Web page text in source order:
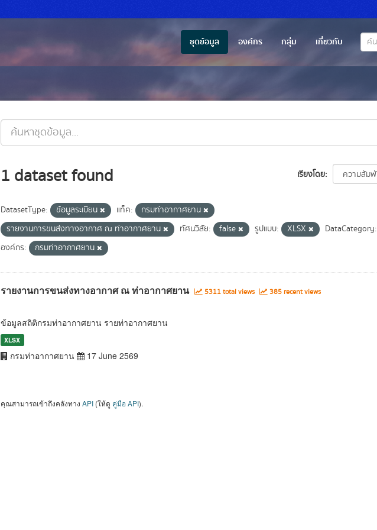
ชุดข้อมูล องค์กร กลุ่ม เกี่ยวกับ
เรียงโดย
1 dataset found
DatasetType: ข้อมูลระเบียน แท็ค:
กรมท่าอากาศยาน
รายงานการขนส่งทางอากาศ ณ ท่าอากาศยาน
ทัศนวิสัย: false รูปแบบ: XLSX DataCategory:
องค์กร:
กรมท่าอากาศยาน
รายงานการขนส่งทางอากาศ ณ ท่าอากาศยาน 5311 total views 385 recent views
ข้อมูลสถิติกรมท่าอากาศยาน รายท่าอากาศยาน
XLSX
กรมท่าอากาศยาน 17 June 2569
คุณสามารถเข้าถึงคลังทาง API (ให้ดู คู่มือ API).